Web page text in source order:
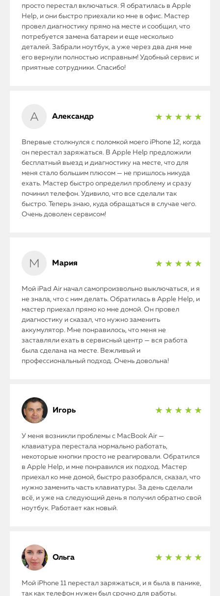
MacBook
Watch
iPad
просто перестал включаться. Я обратилась в Apple
Help, и они быстро приехали ко мне в офис. Мастер
провел диагностику прямо на месте и сообщил, что
потребуется замена батареи и еще несколько
деталей. Забрали ноутбук, а уже через два дня мне
его вернули полностью исправным! Удобный сервис и
приятные сотрудники. Спасибо!
Александр ★ ★ ★ ★ ★
Впервые столкнулся с поломкой моего iPhone 12, когда
он перестал заряжаться. В Apple Help предложили
бесплатный выезд и диагностику на месте, что для
меня стало большим плюсом — не пришлось никуда
ехать. Мастер быстро определил проблему и сразу
починил телефон. Удивило, что все сделали так
быстро. Теперь знаю, куда обращаться в случае чего.
Очень доволен сервисом!
Мария ★ ★ ★ ★ ★
Мой iPad Air начал самопроизвольно выключаться, и я
не знала, что с ним делать. Обратилась в Apple Help, и
мастер приехал прямо ко мне домой. Он провел
диагностику и сказал, что нужно заменить
аккумулятор. Мне понравилось, что меня не
заставляли ехать в сервисный центр — вся работа
была сделана на месте. Вежливый и
профессиональный подход. Очень довольна!
Игорь ★ ★ ★ ★ ★
У меня возникли проблемы с MacBook Air —
клавиатура перестала нормально работать,
некоторые кнопки просто не реагировали. Обратился
в Apple Help, и мне понравился их подход. Мастер
приехал ко мне домой, быстро разобрался, сказал, что
нужно заменить часть клавиатуры. За день сделали
всё, и уже на следующий день я получил обратно свой
ноутбук. Работает как новый.
Ольга ★ ★ ★ ★ ★
Мой iPhone 11 перестал заряжаться, и я была в панике,
так как телефон нужен был срочно для работы.